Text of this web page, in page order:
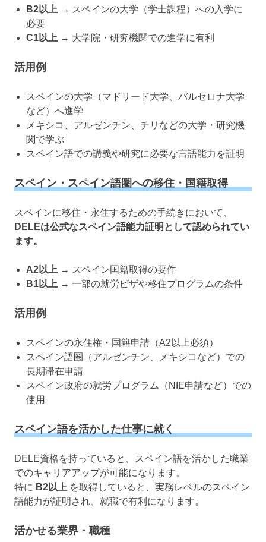
B2以上 → スペインの大学（学士課程）への入学に
必要
C1以上 → 大学院・研究機関での進学に有利
活用例
スペインの大学（マドリード大学、バルセロナ大学
など）へ進学
メキシコ、アルゼンチン、チリなどの大学・研究機
関で学ぶ
スペイン語での講義や研究に必要な言語能力を証明
スペイン・スペイン語圏への移住・国籍取得
スペインに移住・永住するための手続きにおいて、
DELEは公式なスペイン語能力証明として認められてい
ます。
A2以上 → スペイン国籍取得の要件
B1以上 → 一部の就労ビザや移住プログラムの条件
活用例
スペインの永住権・国籍申請（A2以上必須）
スペイン語圏（アルゼンチン、メキシコなど）での
長期滞在申請
スペイン政府の就労プログラム（NIE申請など）での
使用
スペイン語を活かした仕事に就く
DELE資格を持っていると、スペイン語を活かした職業
でのキャリアアップが可能になります。
特に B2以上 を取得していると、実務レベルのスペイン
語能力が証明され、就職で有利になります。
活かせる業界・職種